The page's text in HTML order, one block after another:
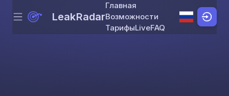
Skip to content
Menu LeakRadar
Главная
Возможности
ТарифыLiveFAQ